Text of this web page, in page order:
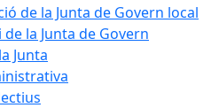
de la Junta de Govern local
de la Junta de Govern
Junta